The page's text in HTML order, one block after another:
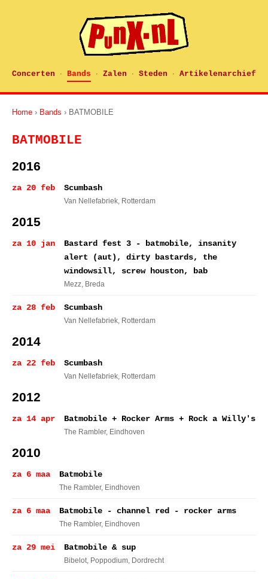
Concerten · Bands · Zalen · Steden · Artikelenarchief
Home › Bands › BATMOBILE
BATMOBILE
2016
za 20 feb Scumbash
Van Nellefabriek, Rotterdam
2015
za 10 jan
Bastard fest 3 - batmobile, insanity
alert (aut), dirty bastards, the
windowsill, screw houston, bab
Mezz, Breda
za 28 feb Scumbash
Van Nellefabriek, Rotterdam
2014
za 22 feb Scumbash
Van Nellefabriek, Rotterdam
2012
za 14 apr Batmobile + Rocker Arms + Rock a Willy's
The Rambler, Eindhoven
2010
za 6 maa Batmobile
The Rambler, Eindhoven
za 6 maa Batmobile - channel red - rocker arms
The Rambler, Eindhoven
za 29 mei Batmobile & sup
Bibelot, Poppodium, Dordrecht